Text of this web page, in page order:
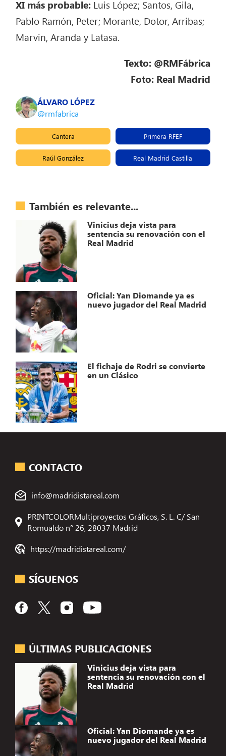
XI más probable: Luis López; Santos, Gila,
Pablo Ramón, Peter; Morante, Dotor, Arribas;
Marvin, Aranda y Latasa.
Texto: @RMFábrica
Foto: Real Madrid
ÁLVARO LÓPEZ
@rmfabrica
Cantera Primera RFEF
Raúl González Real Madrid Castilla
También es relevante...
Vinicius deja vista para
sentencia su renovación con el
Real Madrid
Oficial: Yan Diomande ya es
nuevo jugador del Real Madrid
El fichaje de Rodri se convierte
en un Clásico
ÚLTIMAS PUBLICACIONES
Vinicius deja vista para
sentencia su renovación con el
Real Madrid
Oficial: Yan Diomande ya es
nuevo jugador del Real Madrid
CONTACTO
info@madridistareal.com
PRINTCOLORMultiproyectos Gráficos, S. L. C/ San
Romualdo n° 26, 28037 Madrid
https://madridistareal.com/
SÍGUENOS